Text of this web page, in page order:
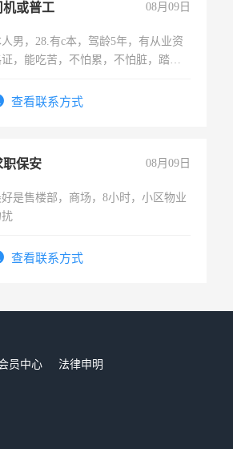
机或普工 08月09日
人男，28.有c本，驾龄5年，有从业资
，能吃苦，不怕累，不怕脏，踏
查看联系方式
职保安 08月09日
是售楼部，商场，8小时，小区物业
扰
查看联系方式
员中心
法律申明